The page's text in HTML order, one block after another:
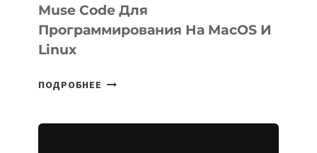
Muse Code Для
Программирования На MacOS И
Linux
ПОДРОБНЕЕ META